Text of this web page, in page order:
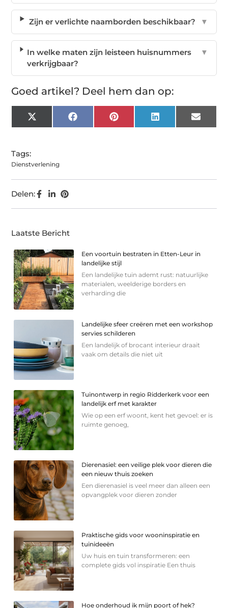
Zijn er verlichte naamborden beschikbaar? ▼
In welke maten zijn leisteen huisnummers
verkrijgbaar?
▼
Goed artikel? Deel hem dan op:
X
(Twitter)
Facebook Pinterest LinkedIn Email
Tags:
Dienstverlening
Delen:
Laatste Bericht
Een voortuin bestraten in Etten-Leur in
landelijke stijl
Een landelijke tuin ademt rust: natuurlijke
materialen, weelderige borders en
verharding die
Landelijke sfeer creëren met een workshop
servies schilderen
Een landelijk of brocant interieur draait
vaak om details die niet uit
Tuinontwerp in regio Ridderkerk voor een
landelijk erf met karakter
Wie op een erf woont, kent het gevoel: er is
ruimte genoeg,
Dierenasiel: een veilige plek voor dieren die
een nieuw thuis zoeken
Een dierenasiel is veel meer dan alleen een
opvangplek voor dieren zonder
Praktische gids voor wooninspiratie en
tuinideeën
Uw huis en tuin transformeren: een
complete gids vol inspiratie Een thuis
Hoe onderhoud ik mijn poort of hek?